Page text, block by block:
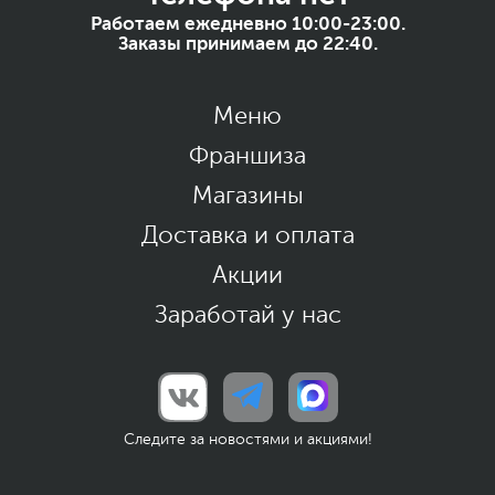
Работаем ежедневно 10:00-23:00.
Заказы принимаем до 22:40.
Меню
Франшиза
Магазины
Доставка и оплата
Акции
Заработай у нас
Следите за новостями и акциями!